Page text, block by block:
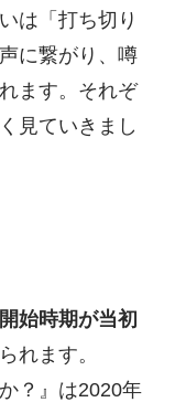
は「打ち切り
に繋がり、噂
ます。それぞ
見ていきまし
始時期が当初
れます。
？』は2020年